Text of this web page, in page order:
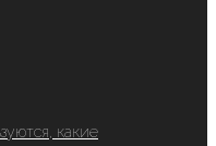
какие